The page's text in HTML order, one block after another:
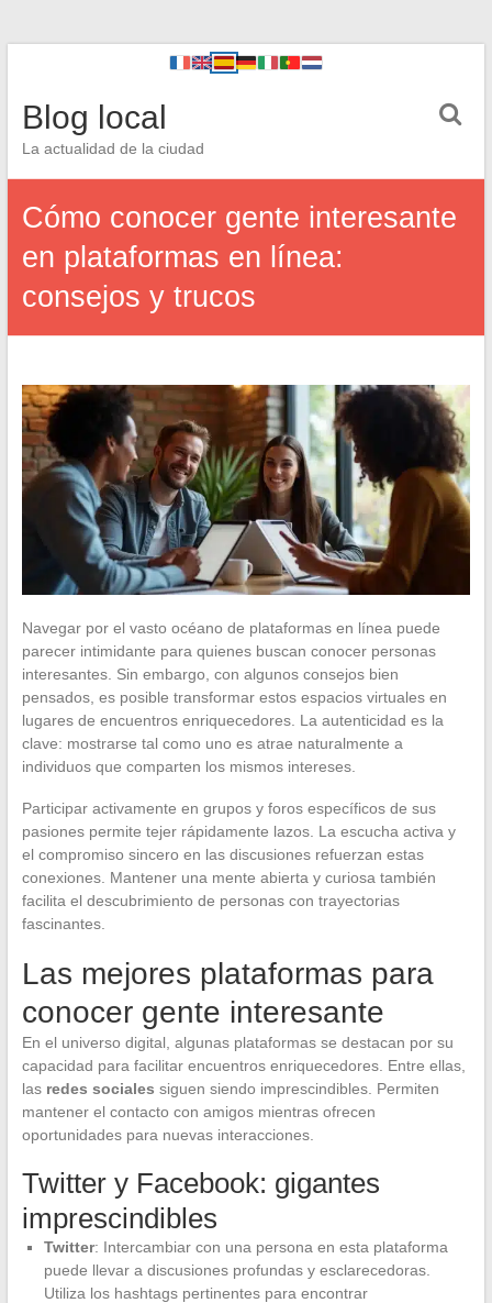
Blog local
La actualidad de la ciudad
Cómo conocer gente interesante
en plataformas en línea:
consejos y trucos
Navegar por el vasto océano de plataformas en línea puede
parecer intimidante para quienes buscan conocer personas
interesantes. Sin embargo, con algunos consejos bien
pensados, es posible transformar estos espacios virtuales en
lugares de encuentros enriquecedores. La autenticidad es la
clave: mostrarse tal como uno es atrae naturalmente a
individuos que comparten los mismos intereses.
Participar activamente en grupos y foros específicos de sus
pasiones permite tejer rápidamente lazos. La escucha activa y
el compromiso sincero en las discusiones refuerzan estas
conexiones. Mantener una mente abierta y curiosa también
facilita el descubrimiento de personas con trayectorias
fascinantes.
Las mejores plataformas para
conocer gente interesante
En el universo digital, algunas plataformas se destacan por su
capacidad para facilitar encuentros enriquecedores. Entre ellas,
las redes sociales siguen siendo imprescindibles. Permiten
mantener el contacto con amigos mientras ofrecen
oportunidades para nuevas interacciones.
Twitter y Facebook: gigantes
imprescindibles
Twitter: Intercambiar con una persona en esta plataforma
puede llevar a discusiones profundas y esclarecedoras.
Utiliza los hashtags pertinentes para encontrar